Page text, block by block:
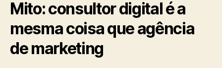
Mito: consultor digital é a
mesma coisa que agência
de marketing